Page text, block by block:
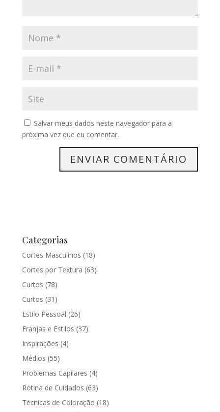
Salvar meus dados neste navegador para a
próxima vez que eu comentar.
Categorias
Cortes Masculinos (18)
Cortes por Textura (63)
Curtos (78)
Curtos (31)
Estilo Pessoal (26)
Franjas e Estilos (37)
Inspirações (4)
Médios (55)
Problemas Capilares (4)
Rotina de Cuidados (63)
Técnicas de Coloração (18)